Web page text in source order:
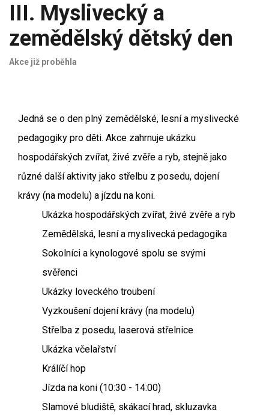
III. Myslivecký a
zemědělský dětský den
Akce již proběhla
Jedná se o den plný zemědělské, lesní a myslivecké
pedagogiky pro děti. Akce zahrnuje ukázku
hospodářských zvířat, živé zvěře a ryb, stejně jako
různé další aktivity jako střelbu z posedu, dojení
krávy (na modelu) a jízdu na koni.
Ukázka hospodářských zvířat, živé zvěře a ryb
Zemědělská, lesní a myslivecká pedagogika
Sokolníci a kynologové spolu se svými
svěřenci
Ukázky loveckého troubení
Vyzkoušení dojení krávy (na modelu)
Střelba z posedu, laserová střelnice
Ukázka včelařství
Králíčí hop
Jízda na koni (10:30 - 14:00)
Slamové bludiště, skákací hrad, skluzavka